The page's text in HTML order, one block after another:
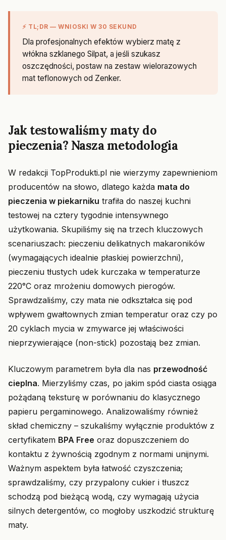
⚡ TL;DR — WNIOSKI W 30 SEKUND
Dla profesjonalnych efektów wybierz matę z
włókna szklanego Silpat, a jeśli szukasz
oszczędności, postaw na zestaw wielorazowych
mat teflonowych od Zenker.
Jak testowaliśmy maty do
pieczenia? Nasza metodologia
W redakcji TopProdukti.pl nie wierzymy zapewnieniom
producentów na słowo, dlatego każda mata do
pieczenia w piekarniku trafiła do naszej kuchni
testowej na cztery tygodnie intensywnego
użytkowania. Skupiliśmy się na trzech kluczowych
scenariuszach: pieczeniu delikatnych makaroników
(wymagających idealnie płaskiej powierzchni),
pieczeniu tłustych udek kurczaka w temperaturze
220°C oraz mrożeniu domowych pierogów.
Sprawdzaliśmy, czy mata nie odkształca się pod
wpływem gwałtownych zmian temperatur oraz czy po
20 cyklach mycia w zmywarce jej właściwości
nieprzywierające (non-stick) pozostają bez zmian.
Kluczowym parametrem była dla nas przewodność
cieplna. Mierzyliśmy czas, po jakim spód ciasta osiąga
pożądaną teksturę w porównaniu do klasycznego
papieru pergaminowego. Analizowaliśmy również
skład chemiczny – szukaliśmy wyłącznie produktów z
certyfikatem BPA Free oraz dopuszczeniem do
kontaktu z żywnością zgodnym z normami unijnymi.
Ważnym aspektem była łatwość czyszczenia;
sprawdzaliśmy, czy przypalony cukier i tłuszcz
schodzą pod bieżącą wodą, czy wymagają użycia
silnych detergentów, co mogłoby uszkodzić strukturę
maty.